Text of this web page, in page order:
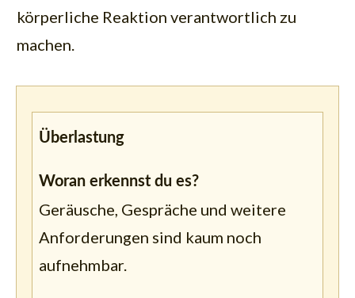
körperliche Reaktion verantwortlich zu
machen.
Überlastung
Woran erkennst du es?
Geräusche, Gespräche und weitere
Anforderungen sind kaum noch
aufnehmbar.